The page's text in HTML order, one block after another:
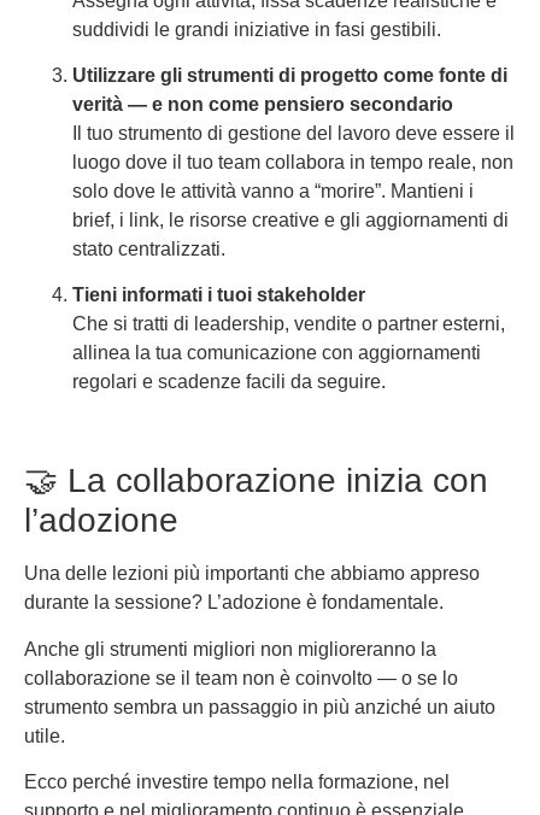
suddividi le grandi iniziative in fasi gestibili.
Utilizzare gli strumenti di progetto come fonte di
verità — e non come pensiero secondario
Il tuo strumento di gestione del lavoro deve essere il
luogo dove il tuo team collabora in tempo reale, non
solo dove le attività vanno a “morire”. Mantieni i
brief, i link, le risorse creative e gli aggiornamenti di
stato centralizzati.
Tieni informati i tuoi stakeholder
Che si tratti di leadership, vendite o partner esterni,
allinea la tua comunicazione con aggiornamenti
regolari e scadenze facili da seguire.
🤝 La collaborazione inizia con
l’adozione
Una delle lezioni più importanti che abbiamo appreso
durante la sessione? L’adozione è fondamentale.
Anche gli strumenti migliori non miglioreranno la
collaborazione se il team non è coinvolto — o se lo
strumento sembra un passaggio in più anziché un aiuto
utile.
Ecco perché investire tempo nella formazione, nel
supporto e nel miglioramento continuo è essenziale.